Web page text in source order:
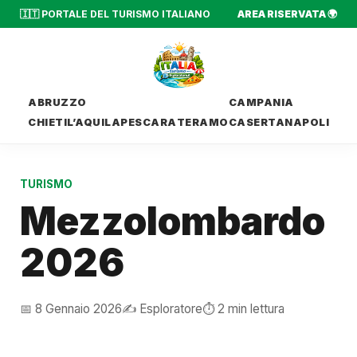
🇮🇹 PORTALE DEL TURISMO ITALIANO AREA RISERVATA 🌍
ABRUZZO
CHIETIL’AQUILAPESCARA TERAMO
CAMPANIA
CASERTANAPOLI
TURISMO
Mezzolombardo
2026
📅 8 Gennaio 2026✍️ Esploratore⏱️ 2 min lettura